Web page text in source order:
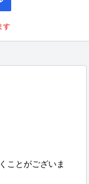
す
ことがございま